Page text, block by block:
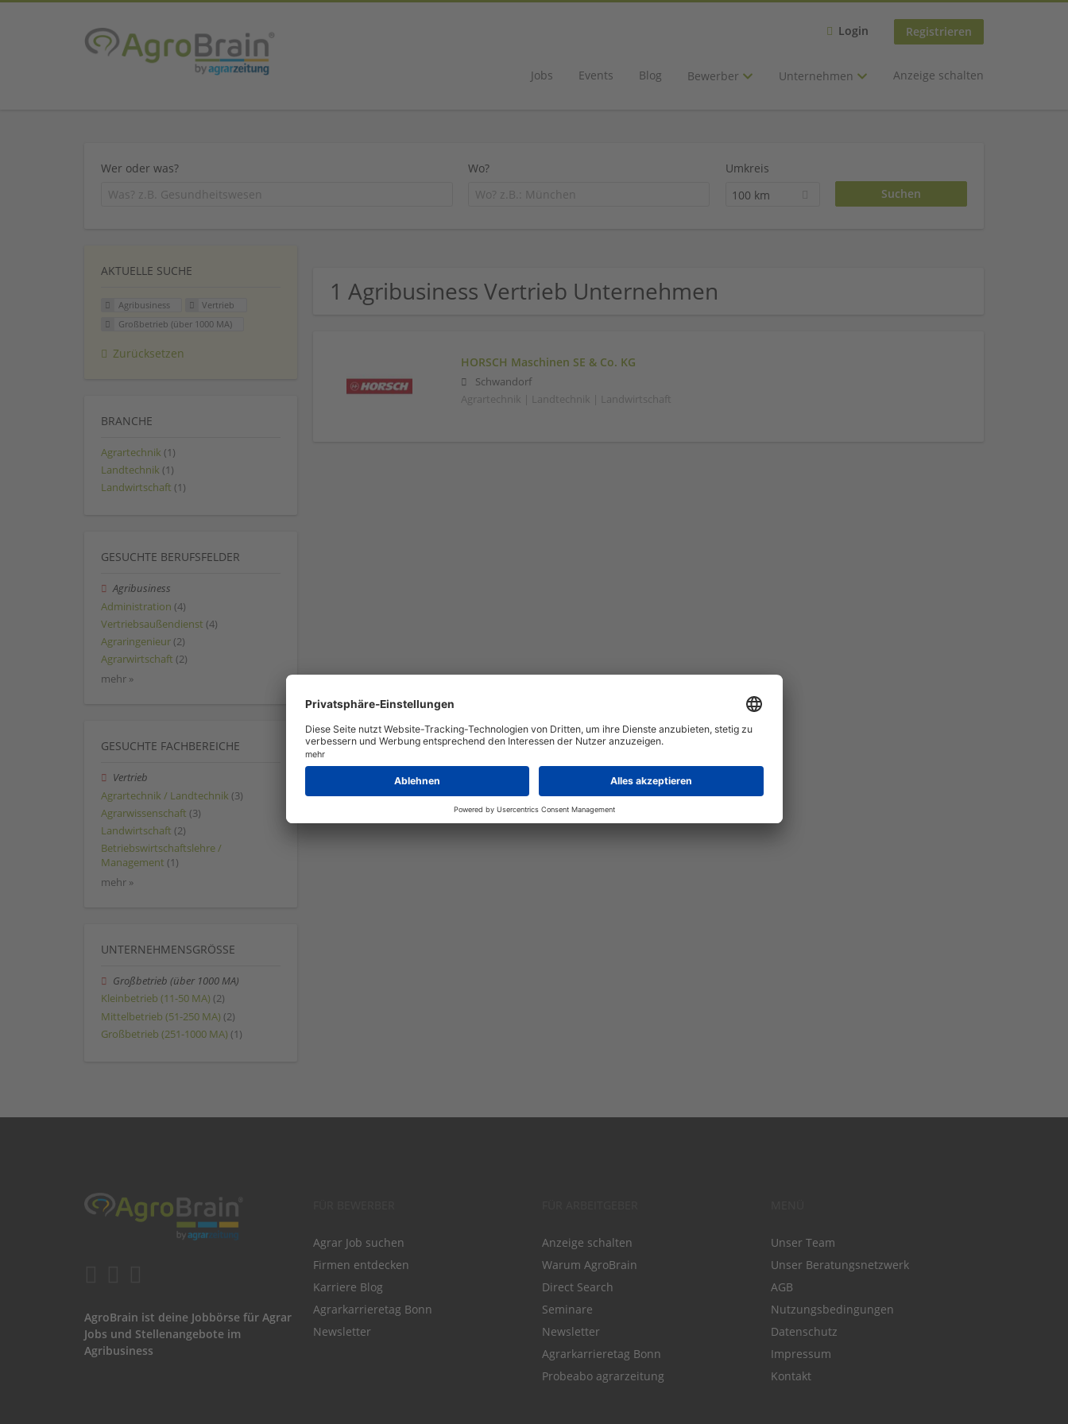
Login Registrieren
Jobs Events Blog Bewerber Unternehmen Anzeige schalten
Wer oder was? Wo?
Umkreis
100 km
1 Agribusiness Vertrieb Unternehmen
HORSCH Maschinen SE & Co. KG
Schwandorf
Agrartechnik | Landtechnik | Landwirtschaft
AKTUELLE SUCHE
Agribusiness
Vertrieb
Großbetrieb (über 1000 MA)
Zurücksetzen
BRANCHE
Agrartechnik (1)
Landtechnik (1)
Landwirtschaft (1)
GESUCHTE BERUFSFELDER
Agribusiness
Administration (4)
Vertriebsaußendienst (4)
Agraringenieur (2)
Agrarwirtschaft (2)
mehr »
GESUCHTE FACHBEREICHE
Vertrieb
Agrartechnik / Landtechnik (3)
Agrarwissenschaft (3)
Landwirtschaft (2)
Betriebswirtschaftslehre /
Management (1)
mehr »
UNTERNEHMENSGRÖSSE
Großbetrieb (über 1000 MA)
Kleinbetrieb (11-50 MA) (2)
Mittelbetrieb (51-250 MA) (2)
Großbetrieb (251-1000 MA) (1)
AgroBrain ist deine Jobbörse für Agrar
Jobs und Stellenangebote im
Agribusiness
Agrar Job suchen
Firmen entdecken
Karriere Blog
Agrarkarrieretag Bonn
Newsletter
Anzeige schalten
Warum AgroBrain
Direct Search
Seminare
Newsletter
Agrarkarrieretag Bonn
Probeabo agrarzeitung
Unser Team
Unser Beratungsnetzwerk
AGB
Nutzungsbedingungen
Datenschutz
Impressum
Kontakt